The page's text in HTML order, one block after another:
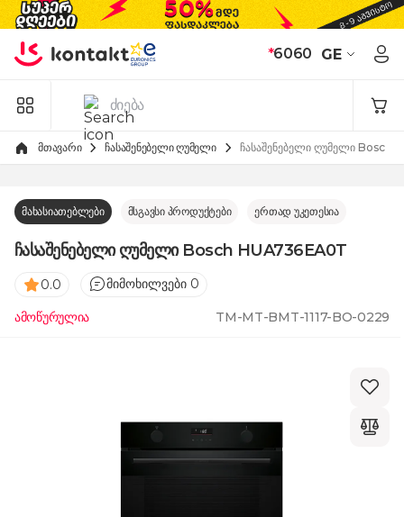
Skip to Content
*6060 GE
მთავარი ჩასაშენებელი ღუმელი ჩასაშენებელი ღუმელი Bosch
მახასიათებლები მსგავსი პროდუქტები ერთად უკეთესია
ჩასაშენებელი ღუმელი Bosch HUA736EA0T
0.0 მიმოხილვები 0
ამოწურულია TM-MT-BMT-1117-BO-0229